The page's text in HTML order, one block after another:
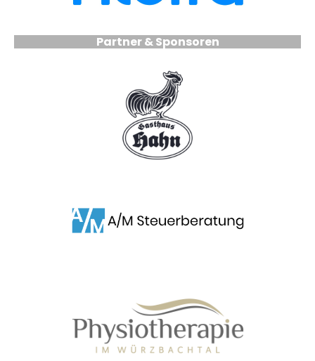
Partner & Sponsoren